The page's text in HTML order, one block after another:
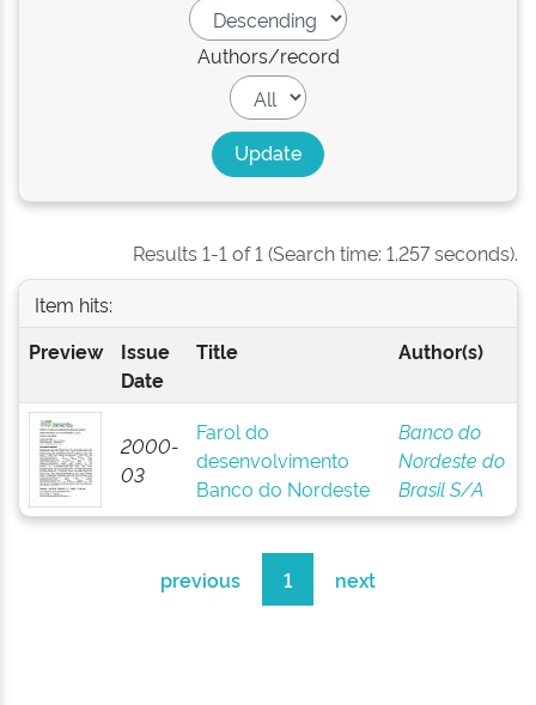
Authors/record
Results 1-1 of 1 (Search time: 1.257 seconds).
Item hits:
Preview
Issue
Date
Title Author(s)
2000-
03
Farol do
desenvolvimento
Banco do Nordeste
Banco do
Nordeste do
Brasil S/A
previous 1 next